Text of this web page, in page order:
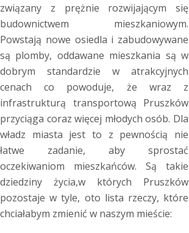
związany z prężnie rozwijającym się
budownictwem mieszkaniowym.
Powstają nowe osiedla i zabudowywane
są plomby, oddawane mieszkania są w
dobrym standardzie w atrakcyjnych
cenach co powoduje, że wraz z
infrastrukturą transportową Pruszków
przyciąga coraz więcej młodych osób. Dla
władz miasta jest to z pewnością nie
łatwe zadanie, aby sprostać
oczekiwaniom mieszkańców. Są takie
dziedziny życia,w których Pruszków
pozostaje w tyle, oto lista rzeczy, które
chciałabym zmienić w naszym mieście: